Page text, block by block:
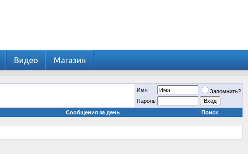
Видео Магазин
Имя
Запомнить?
Пароль
Сообщения за день Поиск